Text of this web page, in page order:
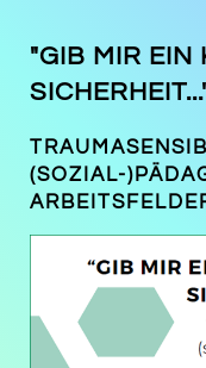
"GIB MIR EIN
(SOZIAL-